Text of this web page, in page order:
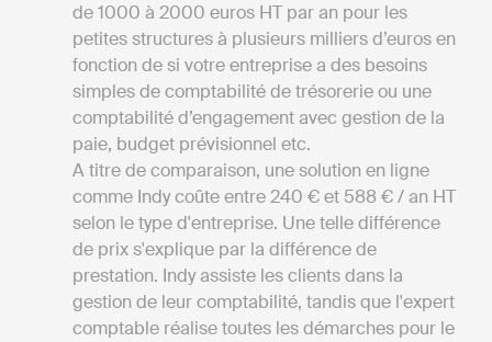
de 1000 à 2000 euros HT par an pour les
petites structures à plusieurs milliers d’euros en
fonction de si votre entreprise a des besoins
simples de comptabilité de trésorerie ou une
comptabilité d’engagement avec gestion de la
paie, budget prévisionnel etc.
A titre de comparaison, une solution en ligne
comme Indy coûte entre 240 € et 588 € / an HT
selon le type d'entreprise. Une telle différence
de prix s'explique par la différence de
prestation. Indy assiste les clients dans la
gestion de leur comptabilité, tandis que l'expert
comptable réalise toutes les démarches pour le